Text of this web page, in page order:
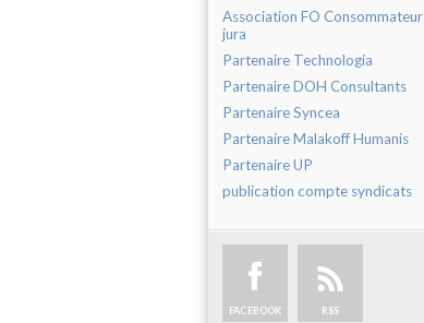
Association FO Consommateur
jura
Partenaire Technologia
Partenaire DOH Consultants
Partenaire Syncea
Partenaire Malakoff Humanis
Partenaire UP
publication compte syndicats
FACEBOOK RSS